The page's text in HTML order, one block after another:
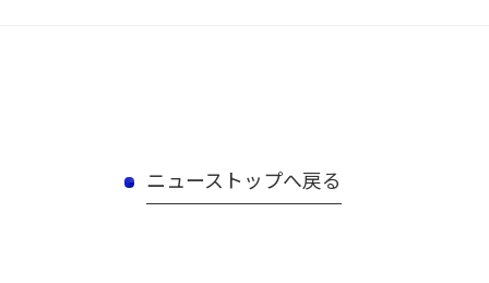
ニューストップへ戻る